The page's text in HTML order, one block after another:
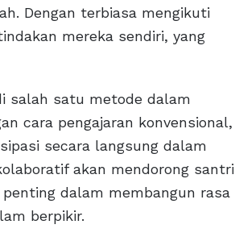
Dengan terbiasa mengikuti
mereka sendiri, yang
salah satu metode dalam
cara pengajaran konvensional,
secara langsung dalam
akan mendorong santri
dalam membangun rasa
berpikir.